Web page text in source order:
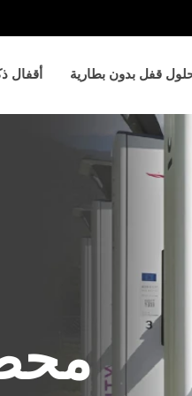
أقفال قفل بدون بطارية